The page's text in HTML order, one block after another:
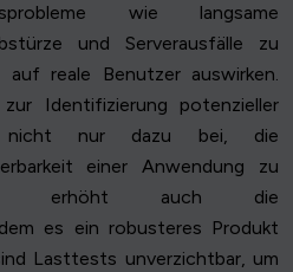
wie langsame
und Serverausfälle zu
reale Benutzer auswirken.
Identifizierung potenzieller
nicht nur dazu bei, die
einer Anwendung zu
erhöht auch die
es ein robusteres Produkt
Lasttests unverzichtbar, um